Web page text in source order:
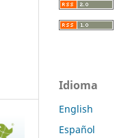
Idioma
English
Español